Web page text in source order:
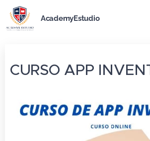
AcademyEstudio
CURSO APP